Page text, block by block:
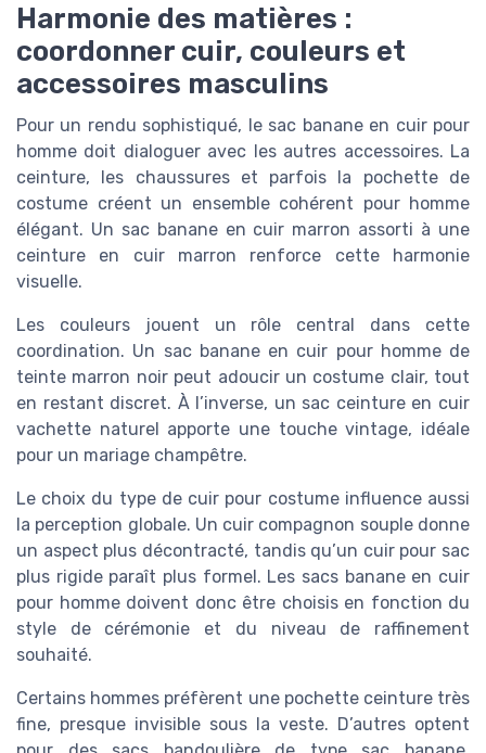
Harmonie des matières :
coordonner cuir, couleurs et
accessoires masculins
Pour un rendu sophistiqué, le sac banane en cuir pour
homme doit dialoguer avec les autres accessoires. La
ceinture, les chaussures et parfois la pochette de
costume créent un ensemble cohérent pour homme
élégant. Un sac banane en cuir marron assorti à une
ceinture en cuir marron renforce cette harmonie
visuelle.
Les couleurs jouent un rôle central dans cette
coordination. Un sac banane en cuir pour homme de
teinte marron noir peut adoucir un costume clair, tout
en restant discret. À l’inverse, un sac ceinture en cuir
vachette naturel apporte une touche vintage, idéale
pour un mariage champêtre.
Le choix du type de cuir pour costume influence aussi
la perception globale. Un cuir compagnon souple donne
un aspect plus décontracté, tandis qu’un cuir pour sac
plus rigide paraît plus formel. Les sacs banane en cuir
pour homme doivent donc être choisis en fonction du
style de cérémonie et du niveau de raffinement
souhaité.
Certains hommes préfèrent une pochette ceinture très
fine, presque invisible sous la veste. D’autres optent